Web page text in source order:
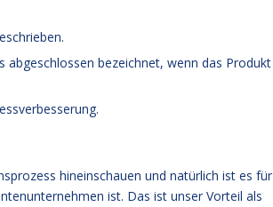
abgeschlossen bezeichnet, wenn das Produkt
hineinschauen und natürlich ist es für
ist. Das ist unser Vorteil als